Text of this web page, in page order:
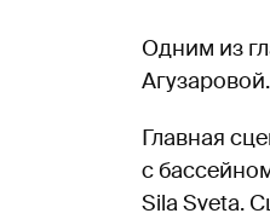
Одним из
Главная
с
Sila Sveta.